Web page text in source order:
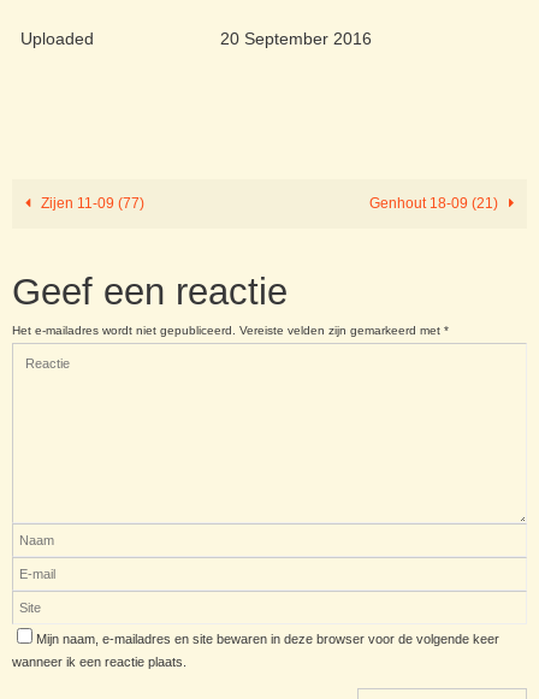
Uploaded 20 September 2016
Zijen 11-09 (77) Genhout 18-09 (21)
Geef een reactie
Het e-mailadres wordt niet gepubliceerd. Vereiste velden zijn gemarkeerd met *
Mijn naam, e-mailadres en site bewaren in deze browser voor de volgende keer
wanneer ik een reactie plaats.